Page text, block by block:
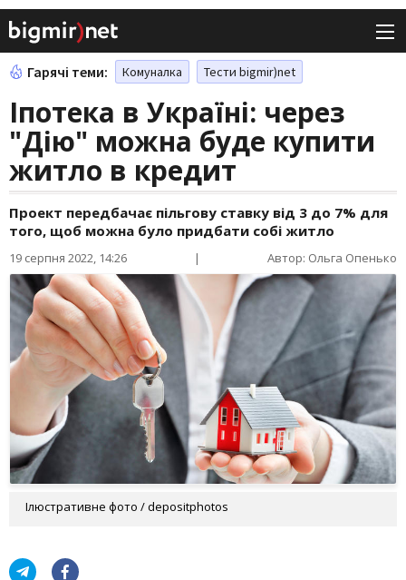
Гарячі теми: Комуналка Тести bigmir)net
Іпотека в Україні: через
"Дію" можна буде купити
житло в кредит
Проект передбачає пільгову ставку від 3 до 7% для
того, щоб можна було придбати собі житло
19 серпня 2022, 14:26 | Автор: Ольга Опенько
Ілюстративне фото / depositphotos